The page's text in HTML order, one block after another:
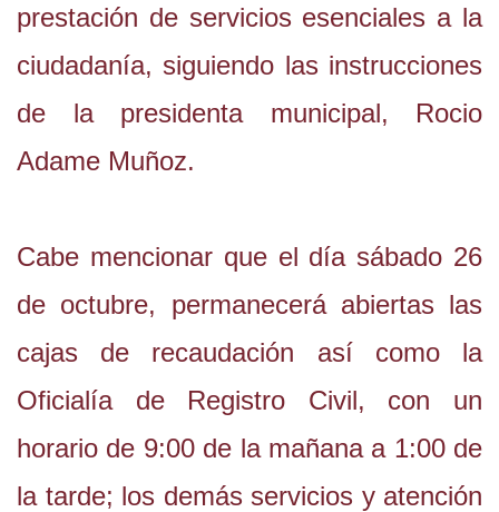
prestación de servicios esenciales a la
ciudadanía, siguiendo las instrucciones
de la presidenta municipal, Rocio
Adame Muñoz.
Cabe mencionar que el día sábado 26
de octubre, permanecerá abiertas las
cajas de recaudación así como la
Oficialía de Registro Civil, con un
horario de 9:00 de la mañana a 1:00 de
la tarde; los demás servicios y atención